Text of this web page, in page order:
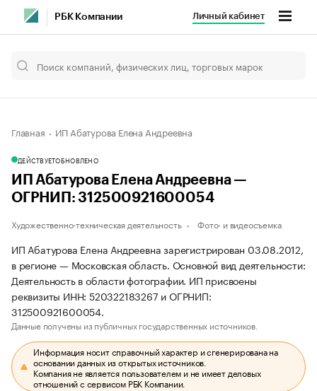
РБК Компании Личный кабинет
Главная ИП Абатурова Елена Андреевна
ДЕЙСТВУЕТОБНОВЛЕНО
ИП Абатурова Елена Андреевна —
ОГРНИП: 312500921600054
Художественно-техническая деятельность Фото- и видеосъемка
ИП Абатурова Елена Андреевна зарегистрирован 03.08.2012,
в регионе — Московская область. Основной вид деятельности:
Деятельность в области фотографии. ИП присвоены
реквизиты ИНН: 520322183267 и ОГРНИП:
312500921600054.
Данные получены из публичных государственных источников.
Информация носит справочный характер и сгенерирована на
основании данных из открытых источников.
Компания не является пользователем и не имеет деловых
отношений с сервисом РБК Компании.